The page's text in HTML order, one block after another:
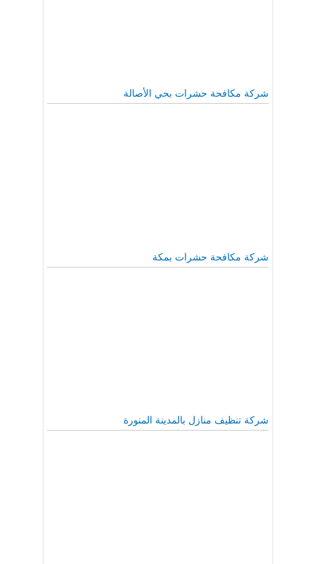
شركة مكافحة حشرات بحي الأصالة
شركة مكافحة حشرات بمكة
شركة تنظيف منازل بالمدينة المنورة